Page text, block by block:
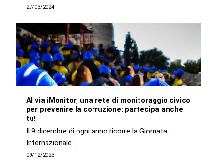
27/03/2024
Al via iMonitor, una rete di monitoraggio civico
per prevenire la corruzione: partecipa anche
tu!
Il 9 dicembre di ogni anno ricorre la Giornata
Internazionale…
09/12/2023